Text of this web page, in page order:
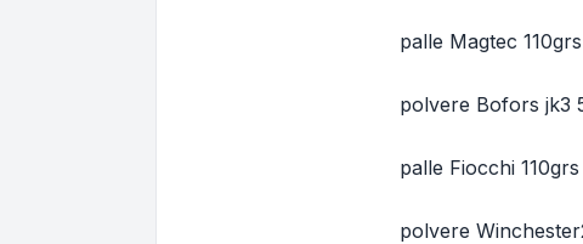
palle Magtec
polvere Bofors jk3
palle Fiocchi
polvere